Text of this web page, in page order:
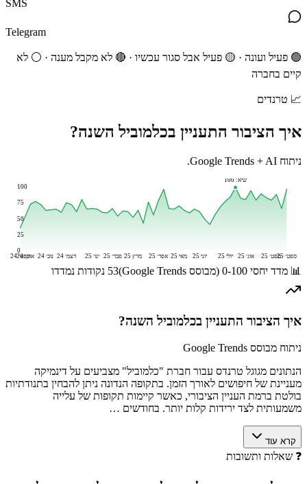
SMS
Telegram
🟢 פעיל ועונה · 🟡 פעיל אבל סגור עכשיו · 🔴 לא מקבל מענה · ⚪ לא
קיים בחברה
📈 טרנדים
איך הציבור התעניין בכלמוביל השנה?
ניתוח Google Trends + AI.
0
25
50
75
100
שיא:100
ספט׳ 24
אוק׳ 24 נוב׳ 24 דצמ׳ 24 ינו׳ 25 פבר׳ 25 מרץ 25 אפר׳ 25 מאי 25 יוני 25 יולי 25 אוג׳ 25 ספט׳ 25 ספט׳ 25
📊 מדד יחסי 0-100 (מבוסס Google Trends) 53 נקודות נמדדו
איך הציבור התעניין בכלמוביל השנה?
ניתוח מבוסס Google Trends
הנתונים מגוגל טרנדס עבור חברת "כלמוביל" מצביעים על דינמיקה
מעניינת של חיפושים לאורך הזמן. בתקופה הנדונה ניתן להבחין בתנודתיות
בולטת ברמת העניין הציבורי, כאשר קיימות תקופות של עלייה
משמעותית לצד ירידות קלות יותר. בחודשים …
קרא עוד
❓ שאלות ותשובות